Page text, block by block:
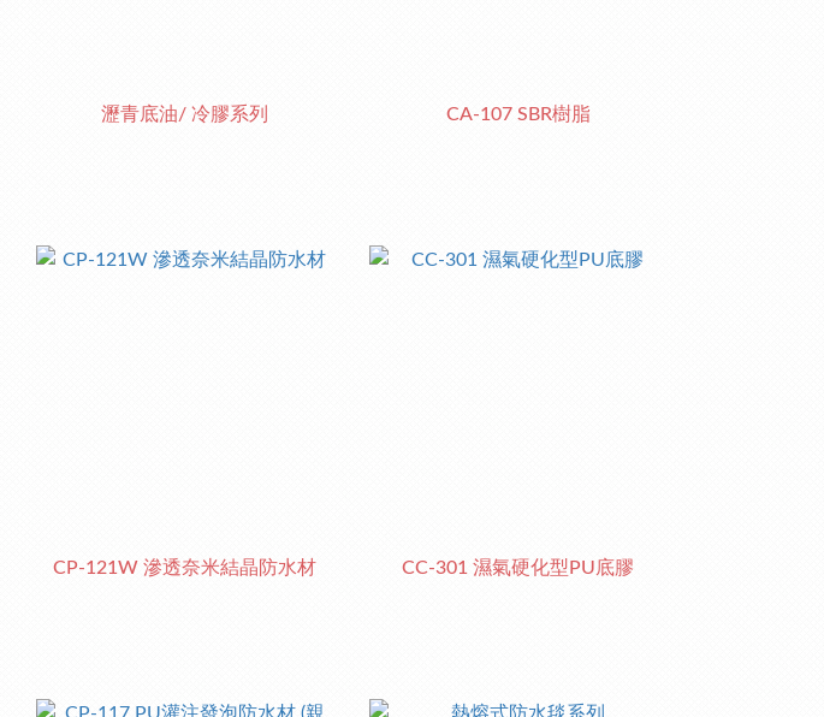
瀝青底油/ 冷膠系列 CA-107 SBR樹脂
CP-121W 滲透奈米結晶防水材 CC-301 濕氣硬化型PU底膠